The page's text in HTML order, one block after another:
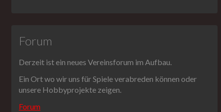
Forum
Derzeit ist ein neues Vereinsforum im Aufbau.
Ein Ort wo wir uns für Spiele verabreden können oder
unsere Hobbyprojekte zeigen.
Forum